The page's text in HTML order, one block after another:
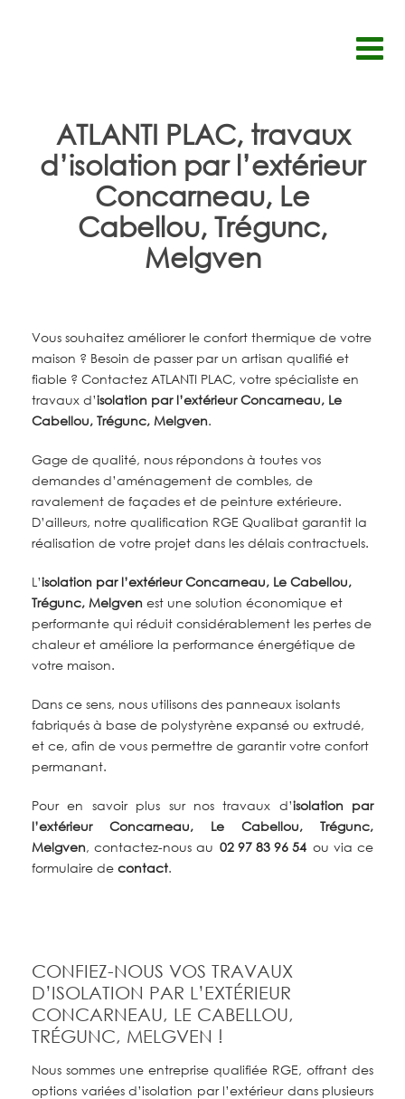
ATLANTI PLAC, travaux
d’isolation par l’extérieur
Concarneau, Le
Cabellou, Trégunc,
Melgven
Vous souhaitez améliorer le confort thermique de votre
maison ? Besoin de passer par un artisan qualifié et
fiable ? Contactez ATLANTI PLAC, votre spécialiste en
travaux d’isolation par l’extérieur Concarneau, Le
Cabellou, Trégunc, Melgven.
Gage de qualité, nous répondons à toutes vos
demandes d’aménagement de combles, de
ravalement de façades et de peinture extérieure.
D’ailleurs, notre qualification RGE Qualibat garantit la
réalisation de votre projet dans les délais contractuels.
L’isolation par l’extérieurConcarneau, Le Cabellou,
Trégunc, Melgven est une solution économique et
performante qui réduit considérablement les pertes de
chaleur et améliore la performance énergétique de
votre maison.
Dans ce sens, nous utilisons des panneaux isolants
fabriqués à base de polystyrène expansé ou extrudé,
et ce, afin de vous permettre de garantir votre confort
permanant.
Pour en savoir plus sur nos travaux d’isolation par
l’extérieur Concarneau, Le Cabellou, Trégunc,
Melgven, contactez-nous au 02 97 83 96 54 ou via ce
formulaire de contact.
CONFIEZ-NOUS VOS TRAVAUX
D’ISOLATION PAR L’EXTÉRIEUR
CONCARNEAU, LE CABELLOU,
TRÉGUNC, MELGVEN !
Nous sommes une entreprise qualifiée RGE, offrant des
options variées d’isolation par l’extérieur dans plusieurs